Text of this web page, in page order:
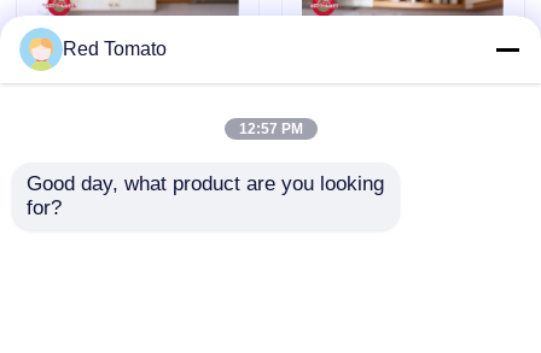
トマトペストのボトル
ボトル ケチャップ
200g スタンドアップサケ
Red Tomato
12:57 PM
Good day, what product are you looking
for?